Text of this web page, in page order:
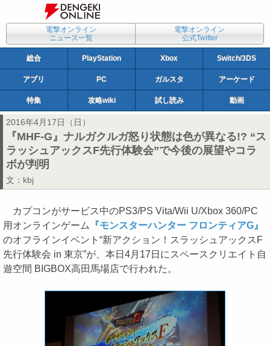
電撃オンライン
ニュース一覧
電撃オンライン
公式Twitter
総合 PlayStation Xbox Switch/3DS
アプリ PC ガルスタ アーケード
特集 攻略wiki 試し読み 動画
2016年4月17日（日）
『MHF-G』ナルガクルガ怒り状態は色が異なる!? “ス
ラッシュアックスF先行体験会”で今後の展望やコラ
ボが判明
文： kbj
カプコンがサービス中のPS3/PS Vita/Wii U/Xbox 360/PC
用オンラインゲーム
『モンスターハンター フロンティアG』
のオフラインイベント“新アクション！スラッシュアックスF
先行体験会 in 東京”が、本日4月17日にスペースクリエイト自
遊空間 BIGBOX高田馬場店で行われた。